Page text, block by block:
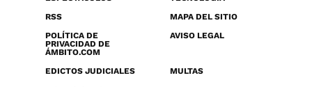
RSS
MAPA DEL SITIO
POLÍTICA DE
PRIVACIDAD DE
ÁMBITO.COM
AVISO LEGAL
EDICTOS JUDICIALES
MULTAS